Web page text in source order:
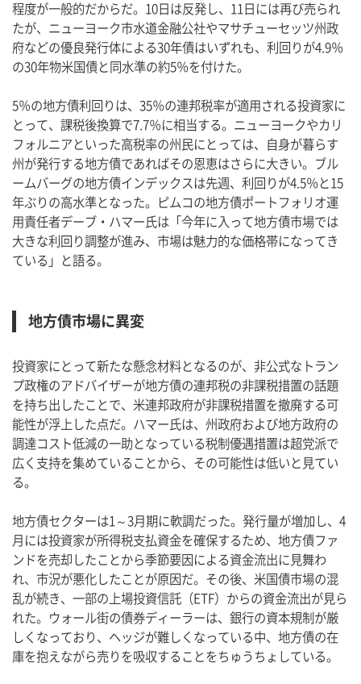
程度が一般的だからだ。10日は反発し、11日には再び売られ
たが、ニューヨーク市水道金融公社やマサチューセッツ州政
府などの優良発行体による30年債はいずれも、利回りが4.9％
の30年物米国債と同水準の約5％を付けた。
5％の地方債利回りは、35％の連邦税率が適用される投資家に
とって、課税後換算で7.7％に相当する。ニューヨークやカリ
フォルニアといった高税率の州民にとっては、自身が暮らす
州が発行する地方債であればその恩恵はさらに大きい。ブル
ームバーグの地方債インデックスは先週、利回りが4.5％と15
年ぶりの高水準となった。ピムコの地方債ポートフォリオ運
用責任者デーブ・ハマー氏は「今年に入って地方債市場では
大きな利回り調整が進み、市場は魅力的な価格帯になってき
ている」と語る。
地方債市場に異変
投資家にとって新たな懸念材料となるのが、非公式なトラン
プ政権のアドバイザーが地方債の連邦税の非課税措置の話題
を持ち出したことで、米連邦政府が非課税措置を撤廃する可
能性が浮上した点だ。ハマー氏は、州政府および地方政府の
調達コスト低減の一助となっている税制優遇措置は超党派で
広く支持を集めていることから、その可能性は低いと見てい
る。
地方債セクターは1～3月期に軟調だった。発行量が増加し、4
月には投資家が所得税支払資金を確保するため、地方債ファ
ンドを売却したことから季節要因による資金流出に見舞わ
れ、市況が悪化したことが原因だ。その後、米国債市場の混
乱が続き、一部の上場投資信託（ETF）からの資金流出が見ら
れた。ウォール街の債券ディーラーは、銀行の資本規制が厳
しくなっており、ヘッジが難しくなっている中、地方債の在
庫を抱えながら売りを吸収することをちゅうちょしている。